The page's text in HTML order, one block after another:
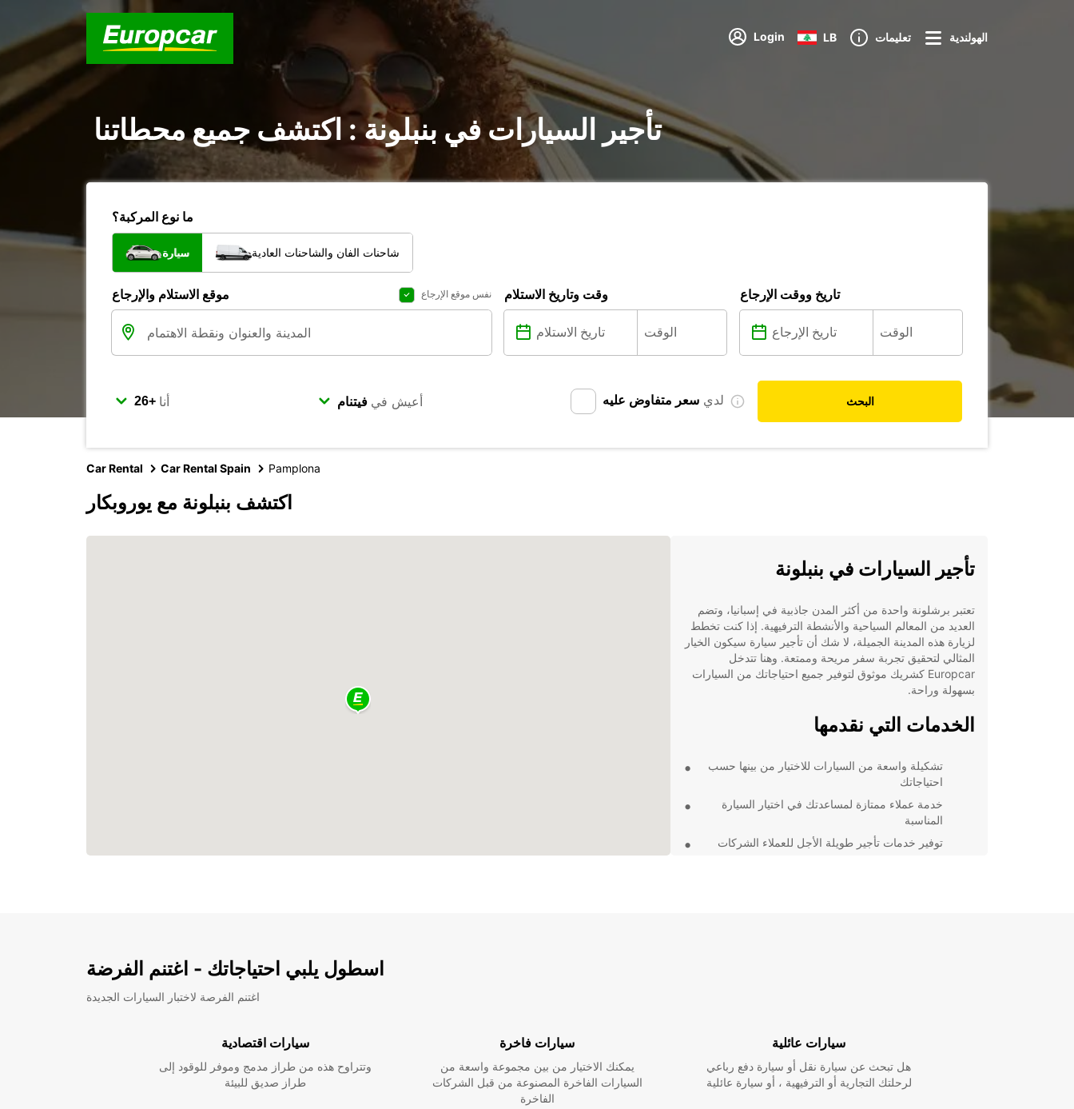
Login LB تعليمات الهولندية
تأجير السيارات في بنبلونة : اكتشف جميع محطاتنا
ما نوع المركبة؟
سيارة شاحنات الفان والشاحنات العادية
موقع الاستلام والإرجاع نفس موقع الإرجاع وقت وتاريخ الاستلام تاريخ ووقت الإرجاع
أنا أعيش في لدي سعر متفاوض عليه البحث
Car Rental Car Rental Spain Pamplona
اكتشف بنبلونة مع يوروبكار
تأجير السيارات في بنبلونة
تعتبر برشلونة واحدة من أكثر المدن جاذبية في إسبانيا، وتضم
العديد من المعالم السياحية والأنشطة الترفيهية. إذا كنت تخطط
لزيارة هذه المدينة الجميلة، لا شك أن تأجير سيارة سيكون الخيار
المثالي لتحقيق تجربة سفر مريحة وممتعة. وهنا تتدخل
Europcar كشريك موثوق لتوفير جميع احتياجاتك من السيارات
بسهولة وراحة.
الخدمات التي نقدمها
تشكيلة واسعة من السيارات للاختيار من بينها حسب
احتياجاتك
خدمة عملاء ممتازة لمساعدتك في اختيار السيارة
المناسبة
توفير خدمات تأجير طويلة الأجل للعملاء الشركات
وموثوقة في برشلونة. سواء كنت تزور المدينة للعمل أو
للترفيه، ستجد في Europcar شريكا موثوقا يضمن لك تجربة
اسطول يلبي احتياجاتك - اغتنم الفرضة
اغتنم الفرصة لاختبار السيارات الجديدة
سيارات اقتصادية
وتتراوح هذه من طراز مدمج وموفر للوقود إلى
طراز صديق للبيئة
سيارات فاخرة
يمكنك الاختيار من بين مجموعة واسعة من
السيارات الفاخرة المصنوعة من قبل الشركات
الفاخرة
سيارات عائلية
هل تبحث عن سيارة نقل أو سيارة دفع رباعي
لرحلتك التجارية أو الترفيهية ، أو سيارة عائلية